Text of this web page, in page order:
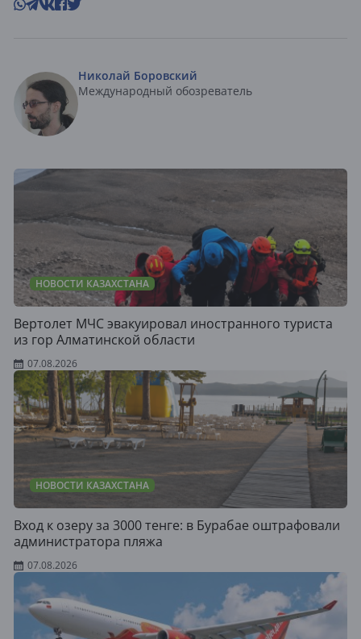
Николай Боровский
Международный обозреватель
НОВОСТИ КАЗАХСТАНА
Вертолет МЧС эвакуировал иностранного туриста
из гор Алматинской области
07.08.2026
НОВОСТИ КАЗАХСТАНА
Вход к озеру за 3000 тенге: в Бурабае оштрафовали
администратора пляжа
07.08.2026